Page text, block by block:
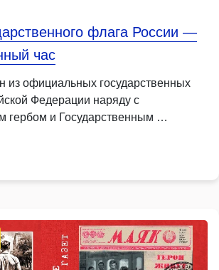
флага России —
час
из официальных государственных
Федерации наряду с
гербом и Государственным …